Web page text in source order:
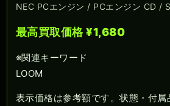
NEC PCエンジン / PCエンジン CD /
最高買取価格 ¥1,680
※関連キーワード
LOOM
表示価格は参考額です。状態・付属